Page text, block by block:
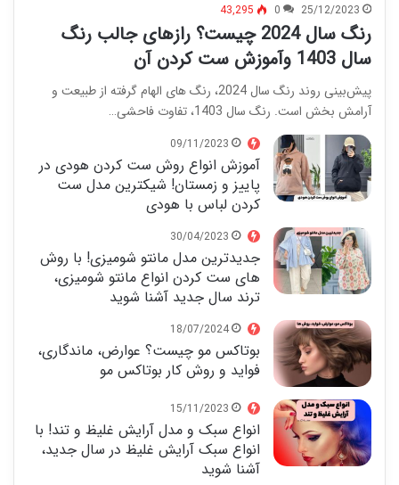
25/12/2023
0
43,295
رنگ سال 2024 چیست؟ رازهای جالب رنگ
سال 1403 وآموزش ست کردن آن
پیش‌بینی روند رنگ سال 2024، رنگ های الهام گرفته از طبیعت و
آرامش بخش است. رنگ سال 1403، تفاوت فاحشی…
09/11/2023
آموزش انواع روش ست کردن هودی در
پاییز و زمستان! شیکترین مدل ست
کردن لباس با هودی
30/04/2023
جدیدترین مدل مانتو شومیزی! با روش
های ست کردن انواع مانتو شومیزی،
ترند سال جدید آشنا شوید
18/07/2024
بوتاکس مو چیست؟ عوارض، ماندگاری،
فواید و روش کار بوتاکس مو
15/11/2023
انواع سبک و مدل آرایش غلیظ و تند! با
انواع سبک آرایش غلیظ در سال جدید،
آشنا شوید